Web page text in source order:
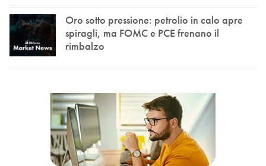
Oro sotto pressione: petrolio in calo apre
spiragli, ma FOMC e PCE frenano il
rimbalzo